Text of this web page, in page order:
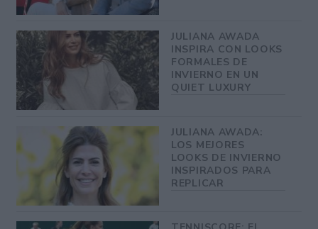
JULIANA AWADA
INSPIRA CON LOOKS
FORMALES DE
INVIERNO EN UN
QUIET LUXURY
JULIANA AWADA:
LOS MEJORES
LOOKS DE INVIERNO
INSPIRADOS PARA
REPLICAR